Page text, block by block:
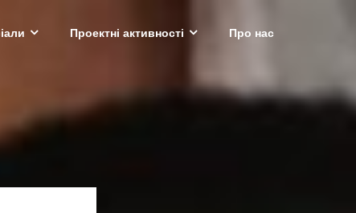
Проектні активності Про нас